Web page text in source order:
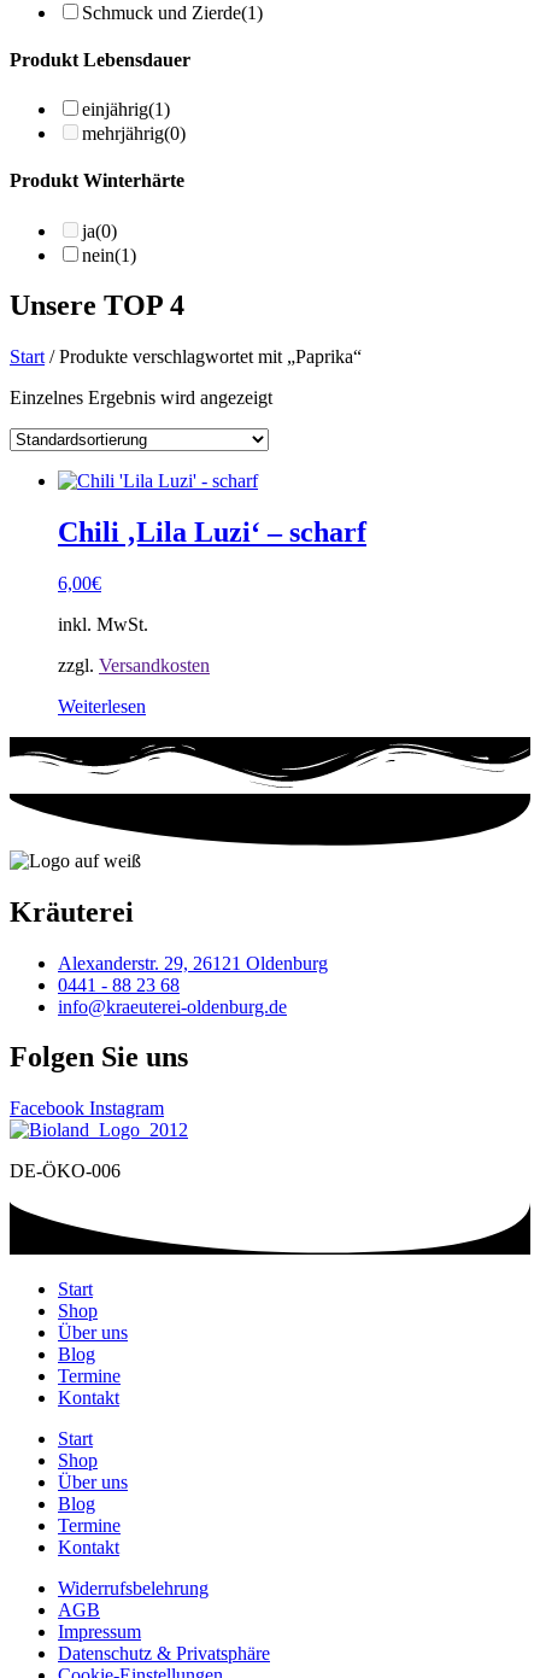
Schmuck und Zierde(1)
Produkt Lebensdauer
einjährig(1)
mehrjährig(0)
Produkt Winterhärte
ja(0)
nein(1)
Unsere TOP 4
Start / Produkte verschlagwortet mit „Paprika“
Einzelnes Ergebnis wird angezeigt
Chili ‚Lila Luzi‘ – scharf
6,00€
inkl. MwSt.
zzgl. Versandkosten
Weiterlesen
Kräuterei
Alexanderstr. 29, 26121 Oldenburg
0441 - 88 23 68
info@kraeuterei-oldenburg.de
Folgen Sie uns
Facebook Instagram
DE-ÖKO-006
Start
Shop
Über uns
Blog
Termine
Kontakt
Start
Shop
Über uns
Blog
Termine
Kontakt
Widerrufsbelehrung
AGB
Impressum
Datenschutz & Privatsphäre